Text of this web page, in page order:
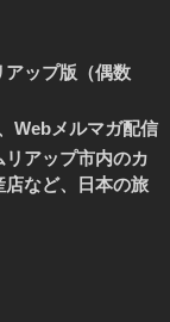
アップ版（偶数
Webメルマガ配信
リアップ市内のカ
など、日本の旅